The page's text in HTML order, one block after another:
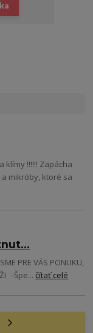
klímy !!!!!! Zapácha
mikróby, ktoré sa
PRE VÁS PONUKU,
-Špe...čítať celé